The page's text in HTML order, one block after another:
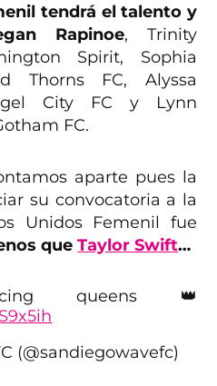
tendrá el talento y
Rapinoe, Trinity
Spirit, Sophia
Thorns FC, Alyssa
City FC y Lynn
FC.
aparte pues la
su convocatoria a la
Unidos Femenil fue
queTaylor Swift…
queens 👑
(@sandiegowavefc)